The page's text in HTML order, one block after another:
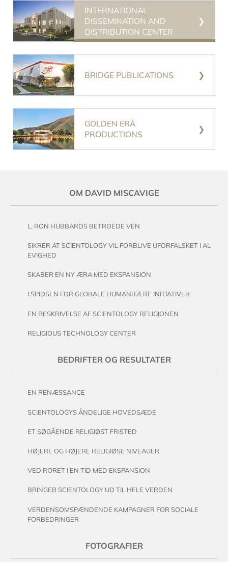
INTERNATIONAL
DISSEMINATION AND
DISTRIBUTION CENTER
BRIDGE PUBLICATIONS
GOLDEN ERA
PRODUCTIONS
OM DAVID MISCAVIGE
L. RON HUBBARDS BETROEDE VEN
SIKRER AT SCIENTOLOGY VIL FORBLIVE UFORFALSKET I AL
EVIGHED
SKABER EN NY ÆRA MED EKSPANSION
I SPIDSEN FOR GLOBALE HUMANITÆRE INITIATIVER
EN BESKRIVELSE AF SCIENTOLOGY RELIGIONEN
RELIGIOUS TECHNOLOGY CENTER
BEDRIFTER OG RESULTATER
EN RENÆSSANCE
SCIENTOLOGYS ÅNDELIGE HOVEDSÆDE
ET SØGÅENDE RELIGIØST FRISTED
HØJERE OG HØJERE RELIGIØSE NIVEAUER
VED RORET I EN TID MED EKSPANSION
BRINGER SCIENTOLOGY UD TIL HELE VERDEN
VERDENSOMSPÆNDENDE KAMPAGNER FOR SOCIALE
FORBEDRINGER
FOTOGRAFIER